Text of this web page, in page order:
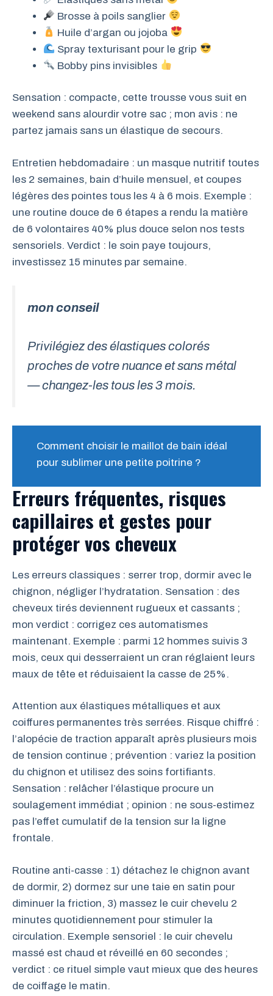
Brosse à poils sanglier
Huile d’argan ou jojoba
Spray texturisant pour le grip
Bobby pins invisibles
Sensation : compacte, cette trousse vous suit en
weekend sans alourdir votre sac ; mon avis : ne
partez jamais sans un élastique de secours.
Entretien hebdomadaire : un masque nutritif toutes
les 2 semaines, bain d’huile mensuel, et coupes
légères des pointes tous les 4 à 6 mois. Exemple :
une routine douce de 6 étapes a rendu la matière
de 6 volontaires 40% plus douce selon nos tests
sensoriels. Verdict : le soin paye toujours,
investissez 15 minutes par semaine.
mon conseil
Privilégiez des élastiques colorés
proches de votre nuance et sans métal
— changez-les tous les 3 mois.
Comment choisir le maillot de bain idéal
pour sublimer une petite poitrine ?
Erreurs fréquentes, risques
capillaires et gestes pour
protéger vos cheveux
Les erreurs classiques : serrer trop, dormir avec le
chignon, négliger l’hydratation. Sensation : des
cheveux tirés deviennent rugueux et cassants ;
mon verdict : corrigez ces automatismes
maintenant. Exemple : parmi 12 hommes suivis 3
mois, ceux qui desserraient un cran réglaient leurs
maux de tête et réduisaient la casse de 25%.
Attention aux élastiques métalliques et aux
coiffures permanentes très serrées. Risque chiffré :
l’alopécie de traction apparaît après plusieurs mois
de tension continue ; prévention : variez la position
du chignon et utilisez des soins fortifiants.
Sensation : relâcher l’élastique procure un
soulagement immédiat ; opinion : ne sous-estimez
pas l’effet cumulatif de la tension sur la ligne
frontale.
Routine anti-casse : 1) détachez le chignon avant
de dormir, 2) dormez sur une taie en satin pour
diminuer la friction, 3) massez le cuir chevelu 2
minutes quotidiennement pour stimuler la
circulation. Exemple sensoriel : le cuir chevelu
massé est chaud et réveillé en 60 secondes ;
verdict : ce rituel simple vaut mieux que des heures
de coiffage le matin.